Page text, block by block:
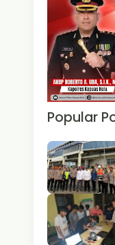
Popular